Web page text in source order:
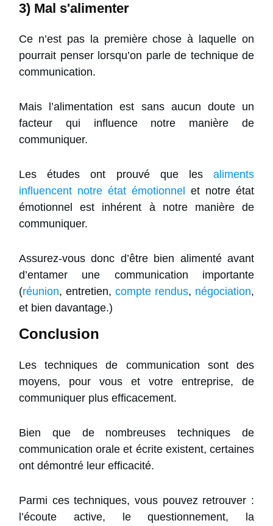
3) Mal s'alimenter
Ce n’est pas la première chose à laquelle on
pourrait penser lorsqu’on parle de technique de
communication.
Mais l’alimentation est sans aucun doute un
facteur qui influence notre manière de
communiquer.
Les études ont prouvé que lesaliments
influencent notre état émotionnel
et notre état
émotionnel est inhérent à notre manière de
communiquer.
Assurez-vous donc d’être bien alimenté avant
d’entamer une communication importante
(réunion, entretien, compte rendus, négociation,
et bien davantage.)
Conclusion
Les techniques de communication sont des
moyens, pour vous et votre entreprise, de
communiquer plus efficacement.
Bien que de nombreuses techniques de
communication orale et écrite existent, certaines
ont démontré leur efficacité.
Parmi ces techniques, vous pouvez retrouver :
l’écoute active, le questionnement, la